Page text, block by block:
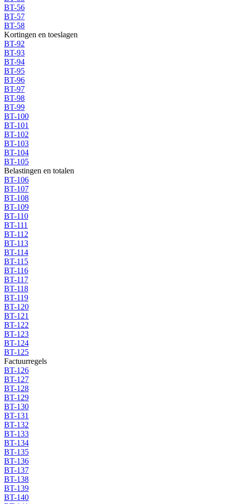
BT-56
BT-57
BT-58
Kortingen en toeslagen
BT-92
BT-93
BT-94
BT-95
BT-96
BT-97
BT-98
BT-99
BT-100
BT-101
BT-102
BT-103
BT-104
BT-105
Belastingen en totalen
BT-106
BT-107
BT-108
BT-109
BT-110
BT-111
BT-112
BT-113
BT-114
BT-115
BT-116
BT-117
BT-118
BT-119
BT-120
BT-121
BT-122
BT-123
BT-124
BT-125
Factuurregels
BT-126
BT-127
BT-128
BT-129
BT-130
BT-131
BT-132
BT-133
BT-134
BT-135
BT-136
BT-137
BT-138
BT-139
BT-140